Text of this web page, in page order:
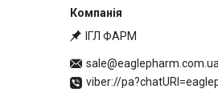
ІГЛ ФАРМ
viber://